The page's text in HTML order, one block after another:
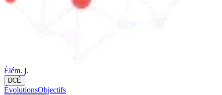
Élém. j.
DCÉ
ÉvolutionsObjectifs